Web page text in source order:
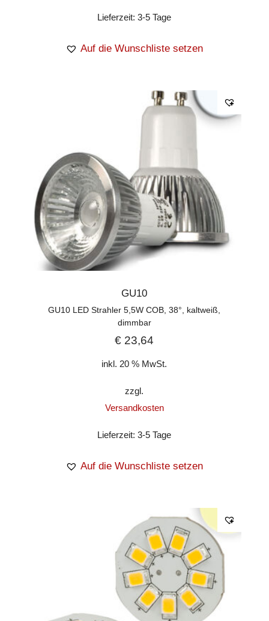
Lieferzeit:3-5 Tage
Auf die Wunschliste setzen
GU10
GU10 LED Strahler 5,5W COB, 38°, kaltweiß,
dimmbar
€ 23,64
inkl. 20 % MwSt.
zzgl.
Versandkosten
Lieferzeit:3-5 Tage
Auf die Wunschliste setzen